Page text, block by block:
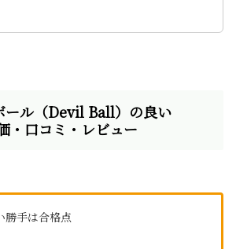
ール（Devil Ball）の良い
・口コミ・レビュー
手は合格点